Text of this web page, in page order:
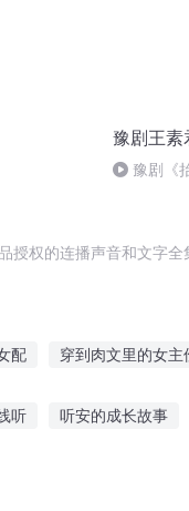
豫剧王素
豫剧《
权的连播声音和文字
配 穿到肉文里的女主
听 听安的成长故事